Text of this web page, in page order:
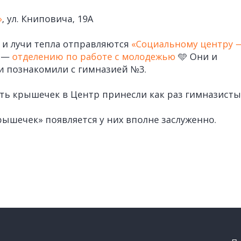
, ул. Книповича, 19А
лучи тепла отправляются «Социальному центру
— отделению по работе с молодежью 🩵 Они и
познакомили с гимназией №3.
крышечек в Центр принесли как раз
появляется у них вполне заслуженно.